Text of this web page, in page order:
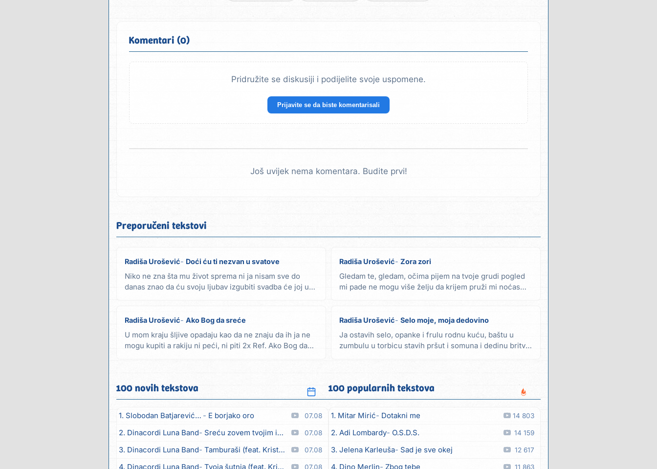
Komentari (0)
Pridružite se diskusiji i podijelite svoje uspomene.
Prijavite se da biste komentarisali
Još uvijek nema komentara. Budite prvi!
Preporučeni tekstovi
Radiša Urošević Doći ću ti nezvan u svatove
Niko ne zna šta mu život sprema ni ja nisam sve do
danas znao da ću svoju ljubav izgubiti svadba će joj u
Radiša Urošević Zora zori
Gledam te, gledam, očima pijem na tvoje grudi pogled
mi pade ne mogu više želju da krijem pruži mi noćas
Radiša Urošević Ako Bog da sreće
U mom kraju šljive opadaju kao da ne znaju da ih ja ne
mogu kupiti a rakiju ni peći, ni piti 2x Ref. Ako Bog da
Radiša Urošević Selo moje, moja dedovino
Ja ostavih selo, opanke i frulu rodnu kuću, baštu u
zumbulu u torbicu stavih pršut i somuna i dedinu britvu
100 novih tekstova
1. Slobodan Batjarević Čobe E borjako oro 07.08
2. Dinacordi Luna Band Sreću zovem tvojim imenom (feat. Kristina Smetko) 07.08
3. Dinacordi Luna Band Tamburaši (feat. Kristina Smetko) 07.08
4. Dinacordi Luna Band Tvoja šutnja (feat. Kristina Smetko) 07.08
100 popularnih tekstova
1. Mitar Mirić Dotakni me 14 803
2. Adi Lombardy O.S.D.S. 14 159
3. Jelena Karleuša Sad je sve okej 12 617
4. Dino Merlin Zbog tebe 11 863